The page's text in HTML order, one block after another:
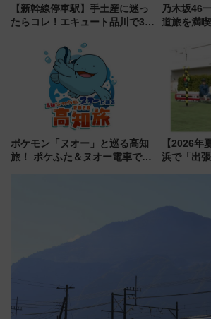
【新幹線停車駅】手土産に迷っ
たらコレ！エキュート品川で3年
産スイーツとは？
乃木坂46
道旅を満
府･柳川
ポケモン「ヌオー」と巡る高知
旅！ ポケふた＆ヌオー電車で楽
【2026年
浜で「出